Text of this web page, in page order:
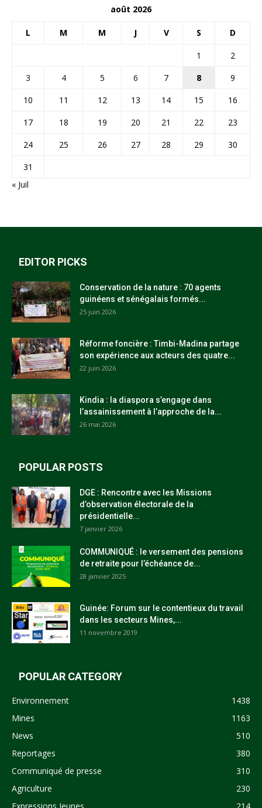
août 2026
L M M J V S D
1
2
3
4 5 6 7 8
9
10
11 12 13 14 15
16
17
18 19 20 21 22
23
24
25 26 27 28 29
30
31
« Juil
EDITOR PICKS
Conservation de la nature : 70 agents
guinéens et sénégalais formés...
25 juin 2026
Réforme foncière : Timbi-Madina partage
son expérience aux acteurs des quatre...
22 juin 2026
Kindia : la diaspora s’engage dans
l’assainissement à l’approche de la...
26 mai 2026
POPULAR POSTS
DGE : Rencontre avec les Missions
d’observation électorale de la
présidentielle...
7 janvier 2026
COMMUNIQUÉ : le versement des pensions
de retraite pour l’échéance de...
28 janvier 2025
Guinée: Forum sur le contentieux du travail
dans les secteurs Mines,...
11 novembre 2019
POPULAR CATEGORY
Environnement
1438
Mines
1163
News
510
Reportages
380
Communiqué de presse
310
Agriculture
230